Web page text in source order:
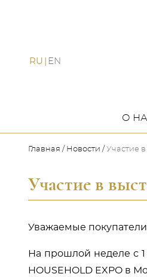
RU EN
О
Главная Новости Участие
Участие в
Уважаемые
На прошлой неделе с
HOUSEHOLD EXPO в